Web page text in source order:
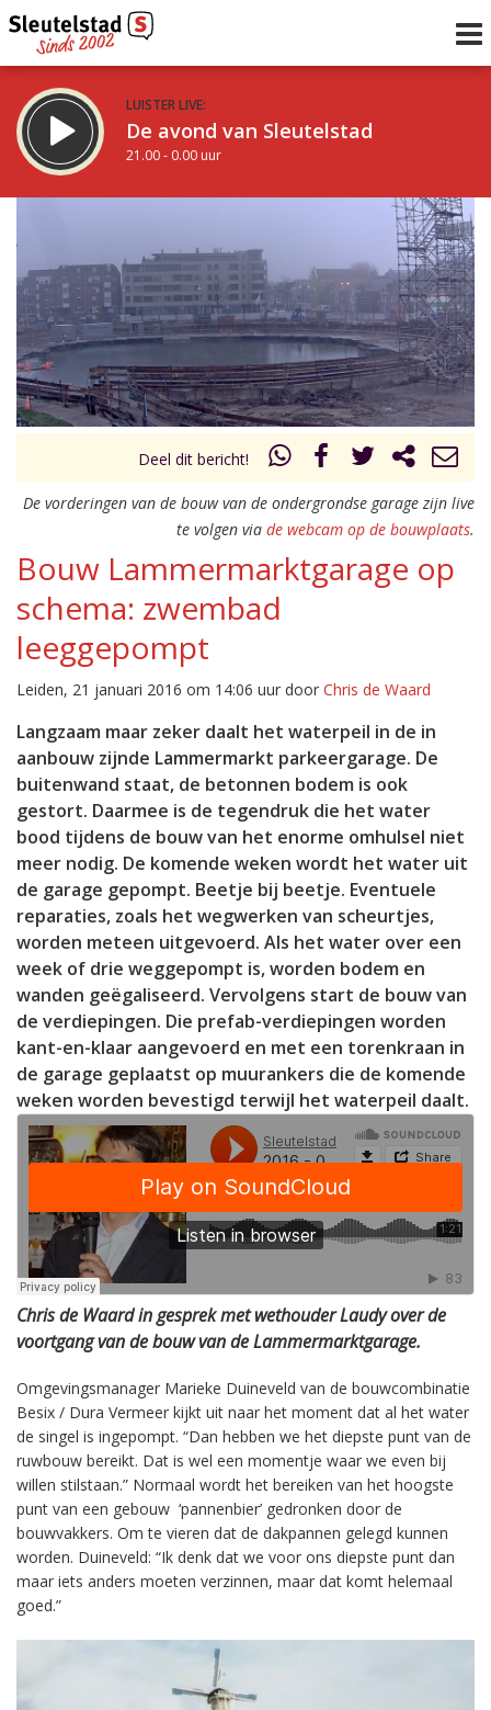
LUISTER LIVE:
De avond van Sleutelstad
21.00 - 0.00 uur
Vorig uur
uur 1 van 0 Volgend uur
Inklappen
Deel dit bericht!
De vorderingen van de bouw van de ondergrondse garage zijn live
te volgen via de webcam op de bouwplaats.
Bouw Lammermarktgarage op
schema: zwembad
leeggepompt
Leiden, 21 januari 2016 om 14:06 uur door Chris de Waard
Langzaam maar zeker daalt het waterpeil in de in
aanbouw zijnde Lammermarkt parkeergarage. De
buitenwand staat, de betonnen bodem is ook
gestort. Daarmee is de tegendruk die het water
bood tijdens de bouw van het enorme omhulsel niet
meer nodig. De komende weken wordt het water uit
de garage gepompt. Beetje bij beetje. Eventuele
reparaties, zoals het wegwerken van scheurtjes,
worden meteen uitgevoerd. Als het water over een
week of drie weggepompt is, worden bodem en
wanden geëgaliseerd. Vervolgens start de bouw van
de verdiepingen. Die prefab-verdiepingen worden
kant-en-klaar aangevoerd en met een torenkraan in
de garage geplaatst op muurankers die de komende
weken worden bevestigd terwijl het waterpeil daalt.
Chris de Waard in gesprek met wethouder Laudy over de
voortgang van de bouw van de Lammermarktgarage.
Omgevingsmanager Marieke Duineveld van de bouwcombinatie
Besix / Dura Vermeer kijkt uit naar het moment dat al het water
de singel is ingepompt. “Dan hebben we het diepste punt van de
ruwbouw bereikt. Dat is wel een momentje waar we even bij
willen stilstaan.” Normaal wordt het bereiken van het hoogste
punt van een gebouw ‘pannenbier’ gedronken door de
bouwvakkers. Om te vieren dat de dakpannen gelegd kunnen
worden. Duineveld: “Ik denk dat we voor ons diepste punt dan
maar iets anders moeten verzinnen, maar dat komt helemaal
goed.”